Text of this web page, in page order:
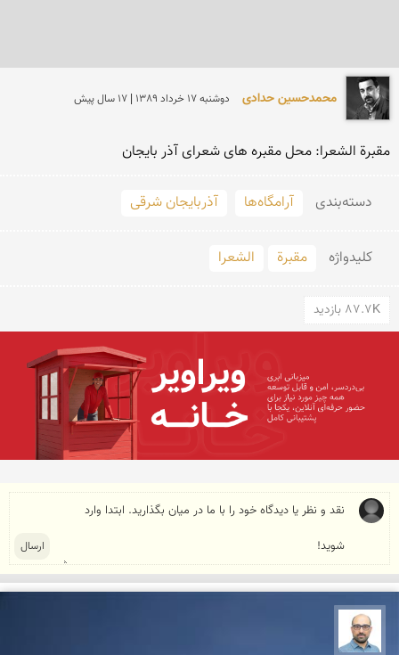
محمدحسین حدادی دوشنبه 17 خرداد 1389 | 17 سال پیش
مقبرة الشعرا: محل مقبره های شعرای آذر بایجان
دسته‌بندی آرامگاه‌ها آذربایجان شرقی
کلید‌واژه مقبرة الشعرا
87.7K بازدید